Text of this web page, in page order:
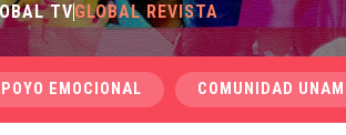
TVGLOBAL REVISTA
EMOCIONAL COMUNIDAD UNAM